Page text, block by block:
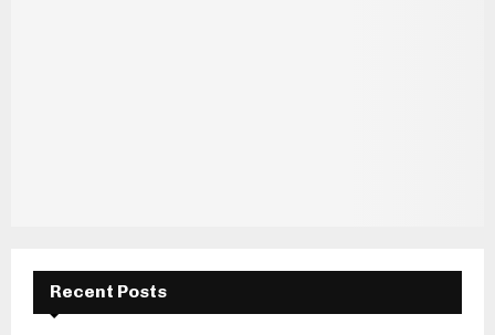
Recent Posts